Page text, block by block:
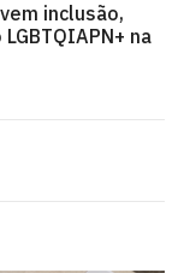
inclusão,
na